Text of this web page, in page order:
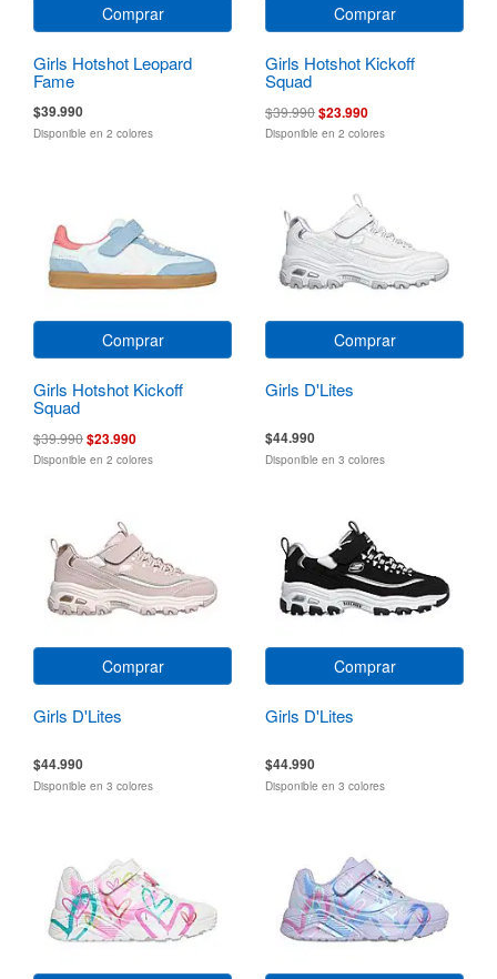
Comprar
Girls Hotshot Leopard
Fame
$39.990
Disponible en 2 colores
Comprar
Girls Hotshot Kickoff
Squad
$39.990$23.990
Disponible en 2 colores
Comprar
Girls Hotshot Kickoff
Squad
$39.990$23.990
Disponible en 2 colores
Comprar
Girls D'Lites
$44.990
Disponible en 3 colores
Comprar
Girls D'Lites
$44.990
Disponible en 3 colores
Comprar
Girls D'Lites
$44.990
Disponible en 3 colores